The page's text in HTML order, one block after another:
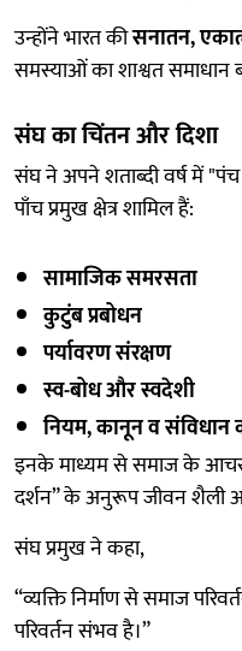
उन्होंने भारत कीसनातन,
समस्याओं का शाश्वत समाधान
संघ का चिंतन और दिशा
संघ ने अपने शताब्दी वर्ष में "पंच
पाँच प्रमुख क्षेत्र शामिल हैं:
सामाजिक समरसता
कुटुंब प्रबोधन
पर्यावरण संरक्षण
स्व-बोध और स्वदेशी
नियम, कानून व संविधान
इनके माध्यम से समाज के
दर्शन” के अनुरूप जीवन शैली
संघ प्रमुख ने कहा,
“व्यक्ति निर्माण से समाज
परिवर्तन संभव है।”